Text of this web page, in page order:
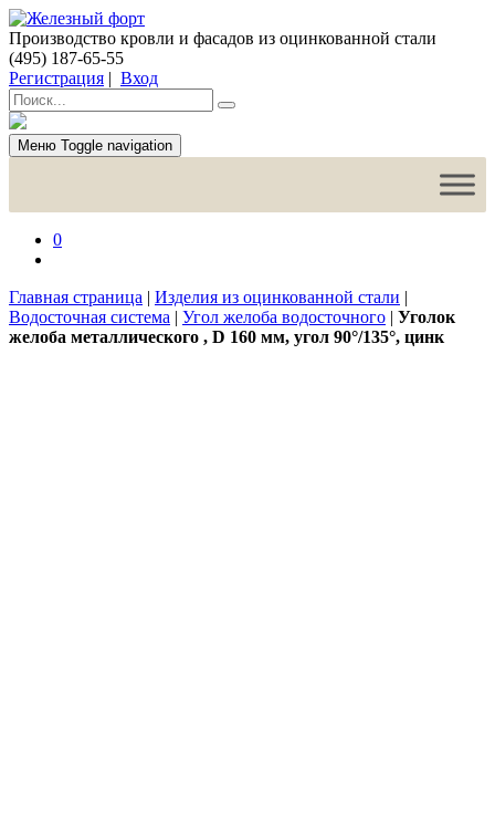
Производство кровли и фасадов из оцинкованной стали
(495) 187-65-55
Регистрация | Вход
Меню Toggle navigation
0
Главная страница | Изделия из оцинкованной стали |
Водосточная система | Угол желоба водосточного | Уголок
желоба металлического , D 160 мм, угол 90°/135°, цинк